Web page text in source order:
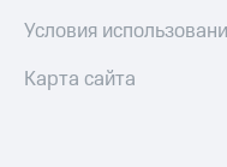
Условия
Карта сайта